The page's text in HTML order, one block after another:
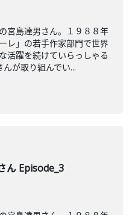
宮島達男さん。１９８８年
レ」の若手作家部門で世界
活躍を続けていらっしゃる
が取り組んでい...
ん Episode_3